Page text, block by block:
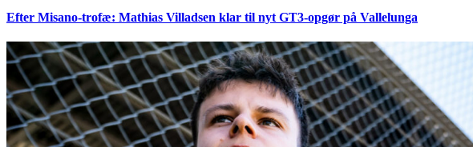
Efter Misano-trofæ: Mathias Villadsen klar til nyt GT3-opgør på Vallelunga